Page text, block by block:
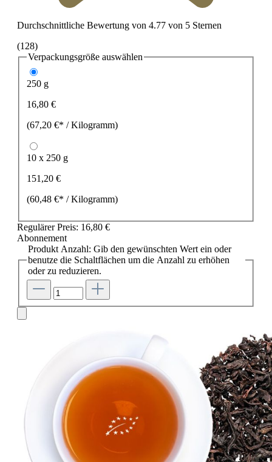
Durchschnittliche Bewertung von 4.77 von 5 Sternen
(128)
Verpackungsgröße auswählen
250 g
16,80 €
(67,20 €* / Kilogramm)
10 x 250 g
151,20 €
(60,48 €* / Kilogramm)
Regulärer Preis: 16,80 €
Abonnement
Produkt Anzahl: Gib den gewünschten Wert ein oder
benutze die Schaltflächen um die Anzahl zu erhöhen
oder zu reduzieren.